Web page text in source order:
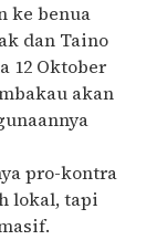
ke benua
dan Taino
12 Oktober
akan
pro-kontra
lokal, tapi